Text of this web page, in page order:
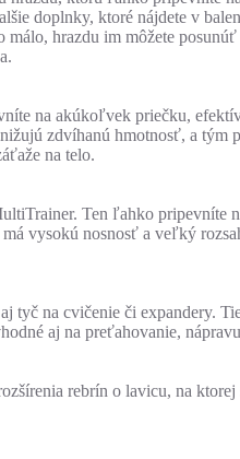
doplnky, ktoré nájdete v
hrazdu im môžete
na akúkoľvek priečku,
zdvíhanú hmotnosť, a
na telo.
Ten ľahko pripevníte
vysokú nosnosť a veľký
tyč na cvičenie či expandery.
aj na preťahovanie,
rebrín o lavicu, na